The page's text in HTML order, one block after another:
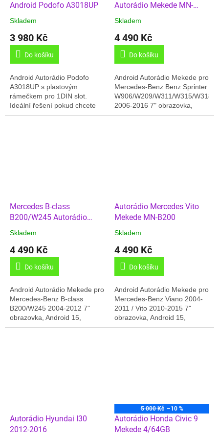
Android Podofo A3018UP
Skladem
3 980 Kč
Do košíku
Android Autorádio Podofo
A3018UP s plastovým
rámečkem pro 1DIN slot.
Ideální řešení pokud chcete
místo malého 1DIN rádia velký
Autorádio Mekede MN-
B200
Skladem
4 490 Kč
Do košíku
Android Autorádio Mekede pro
Mercedes-Benz Benz Sprinter
W906/W209/W311/W315/W318
2006-2016 7" obrazovka,
Android 15, 2GB/32GB paměť,
Mercedes B-class
B200/W245 Autorádio
Mekede MN-B200
Skladem
4 490 Kč
Do košíku
Android Autorádio Mekede pro
Mercedes-Benz B-class
B200/W245 2004-2012 7"
obrazovka, Android 15,
2GB/32GB paměť, GPS,
Autorádio Mercedes Vito
Mekede MN-B200
Skladem
4 490 Kč
Do košíku
Android Autorádio Mekede pro
Mercedes-Benz Viano 2004-
2011 / Vito 2010-2015 7"
obrazovka, Android 15,
2GB/32GB paměť, GPS,
Autorádio Hyundai I30
2012-2016
5 000 Kč –10 %
Autorádio Honda Civic 9
Mekede 4/64GB